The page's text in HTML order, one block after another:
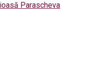
Parascheva